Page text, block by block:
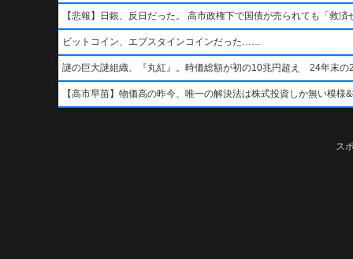
【悲報】日銀、反日だった。 高市政権下で国債が売られても「救済
ビットコイン、エプスタインコインだった……
謎の巨大謎組織、『丸紅』。時価総額が初の10兆円超え 24年末の
【高市早苗】物価高の昨今、唯一の解決法は株式投資しか無い模
ス